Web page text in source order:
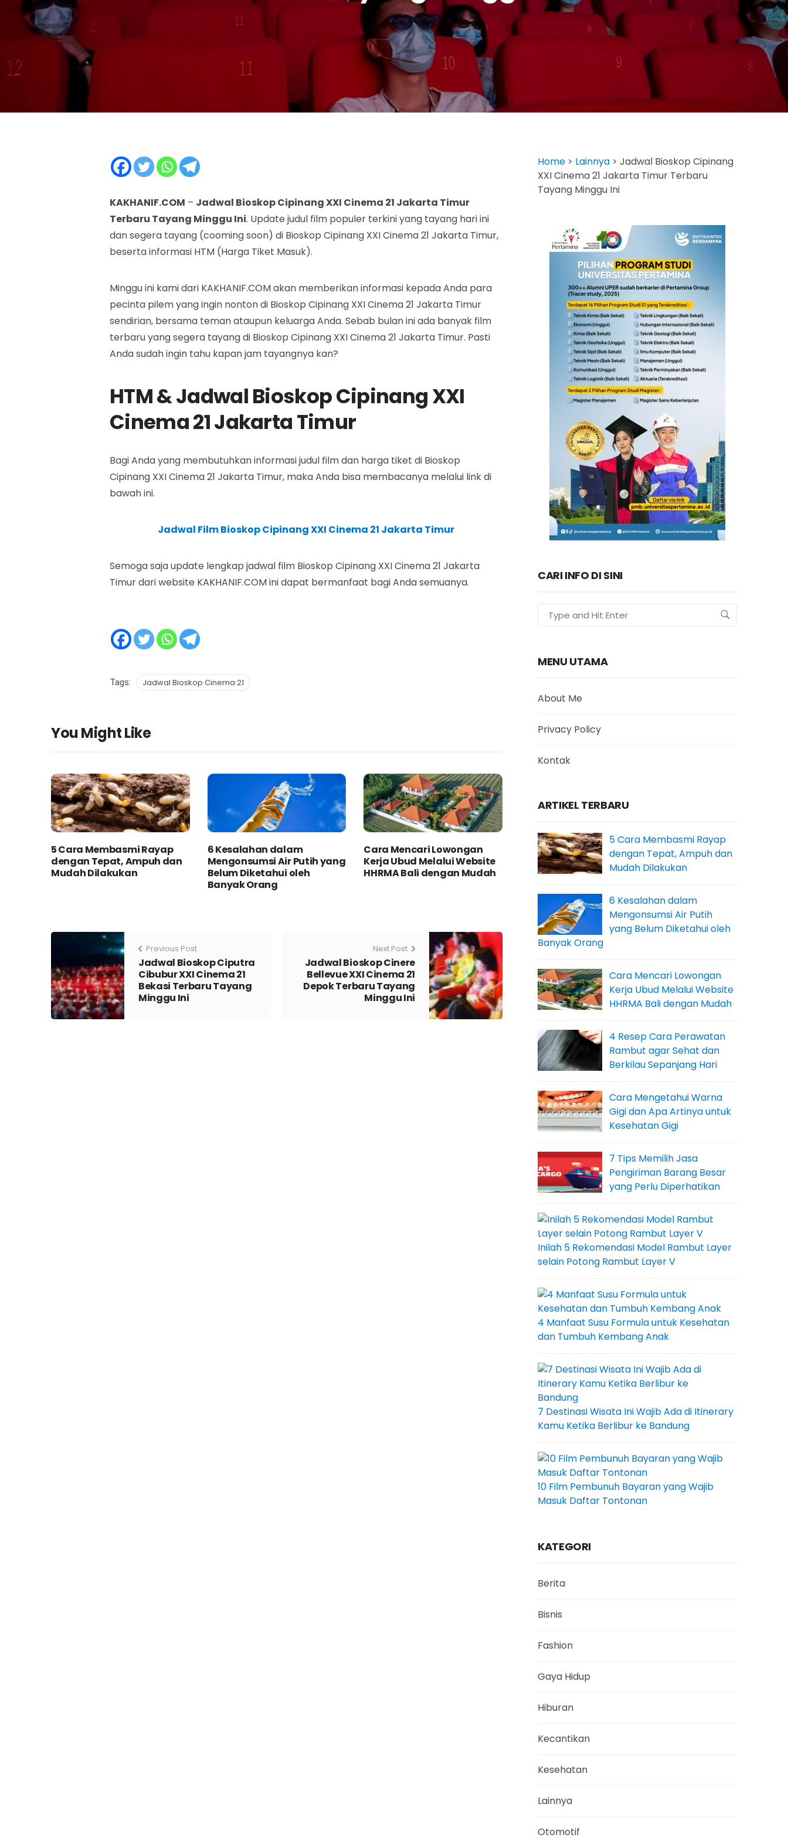
KAKHANIF.COM – Jadwal Bioskop Cipinang XXI Cinema 21 Jakarta Timur
Terbaru Tayang Minggu Ini. Update judul film populer terkini yang tayang hari ini
dan segera tayang (cooming soon) di Bioskop Cipinang XXI Cinema 21 Jakarta Timur,
beserta informasi HTM (Harga Tiket Masuk).
Minggu ini kami dari KAKHANIF.COM akan memberikan informasi kepada Anda para
pecinta pilem yang ingin nonton di Bioskop Cipinang XXI Cinema 21 Jakarta Timur
sendirian, bersama teman ataupun keluarga Anda. Sebab bulan ini ada banyak film
terbaru yang segera tayang di Bioskop Cipinang XXI Cinema 21 Jakarta Timur. Pasti
Anda sudah ingin tahu kapan jam tayangnya kan?
HTM & Jadwal Bioskop Cipinang XXI
Cinema 21 Jakarta Timur
Bagi Anda yang membutuhkan informasi judul film dan harga tiket di Bioskop
Cipinang XXI Cinema 21 Jakarta Timur, maka Anda bisa membacanya melalui link di
bawah ini.
Jadwal Film Bioskop Cipinang XXI Cinema 21 Jakarta Timur
Semoga saja update lengkap jadwal film Bioskop Cipinang XXI Cinema 21 Jakarta
Timur dari website KAKHANIF.COM ini dapat bermanfaat bagi Anda semuanya.
Tags: Jadwal Bioskop Cinema 21
You Might Like
5 Cara Membasmi Rayap
dengan Tepat, Ampuh dan
Mudah Dilakukan
6 Kesalahan dalam
Mengonsumsi Air Putih yang
Belum Diketahui oleh
Banyak Orang
Cara Mencari Lowongan
Kerja Ubud Melalui Website
HHRMA Bali dengan Mudah
Previous Post
Jadwal Bioskop Ciputra
Cibubur XXI Cinema 21
Bekasi Terbaru Tayang
Minggu Ini
Next Post
Jadwal Bioskop Cinere
Bellevue XXI Cinema 21
Depok Terbaru Tayang
Minggu Ini
Home > Lainnya > Jadwal Bioskop Cipinang
XXI Cinema 21 Jakarta Timur Terbaru
Tayang Minggu Ini
CARI INFO DI SINI
MENU UTAMA
About Me
Privacy Policy
Kontak
ARTIKEL TERBARU
5 Cara Membasmi Rayap
dengan Tepat, Ampuh dan
Mudah Dilakukan
6 Kesalahan dalam
Mengonsumsi Air Putih
yang Belum Diketahui oleh
Banyak Orang
Cara Mencari Lowongan
Kerja Ubud Melalui Website
HHRMA Bali dengan Mudah
4 Resep Cara Perawatan
Rambut agar Sehat dan
Berkilau Sepanjang Hari
Cara Mengetahui Warna
Gigi dan Apa Artinya untuk
Kesehatan Gigi
7 Tips Memilih Jasa
Pengiriman Barang Besar
yang Perlu Diperhatikan
Inilah 5 Rekomendasi Model Rambut Layer
selain Potong Rambut Layer V
4 Manfaat Susu Formula untuk Kesehatan
dan Tumbuh Kembang Anak
7 Destinasi Wisata Ini Wajib Ada di Itinerary
Kamu Ketika Berlibur ke Bandung
10 Film Pembunuh Bayaran yang Wajib
Masuk Daftar Tontonan
KATEGORI
Berita
Bisnis
Fashion
Gaya Hidup
Hiburan
Kecantikan
Kesehatan
Lainnya
Otomotif